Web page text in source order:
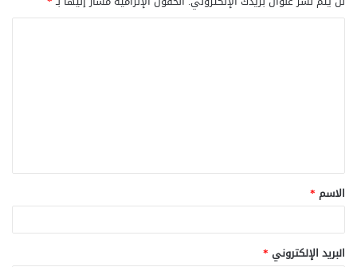
ق
*
الاسم *
البريد الإلكتروني *